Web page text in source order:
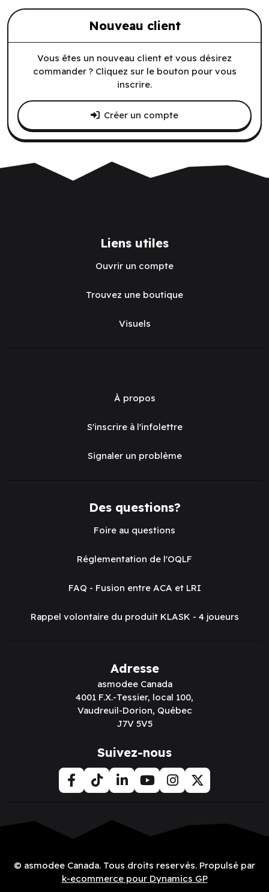
Nouveau client
Vous êtes un nouveau client et vous désirez
commander ? Cliquez sur le bouton pour vous
inscrire.
Créer un compte
Liens utiles
Ouvrir un compte
Trouvez une boutique
Visuels
À propos
S'inscrire à l'infolettre
Signaler un problème
Des questions?
Foire au questions
Réglementation de l'OQLF
FAQ - Fusion entre ACA et LRI
Rappel volontaire du produit KLASK - 4 joueurs
Adresse
asmodee Canada
4001 F.X.-Tessier, local 100,
Vaudreuil-Dorion, Québec
J7V 5V5
Suivez-nous
© asmodee Canada. Tous droits reservés. Propulsé par
k-ecommerce pour Dynamics GP